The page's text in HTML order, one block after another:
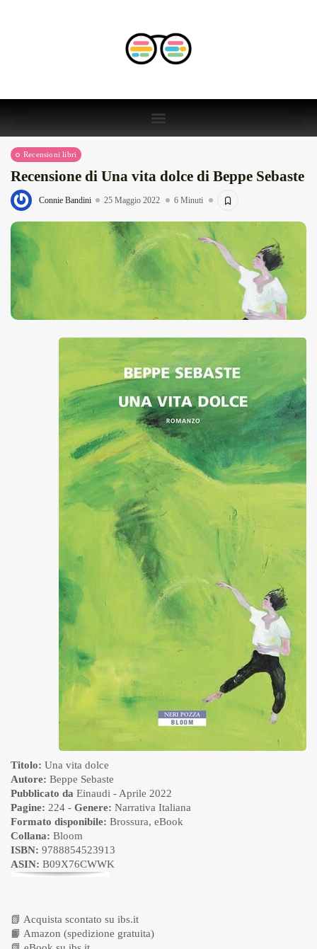
Recensioni libri
Recensione di Una vita dolce di Beppe Sebaste
Connie Bandini 25 Maggio 2022 6 Minuti
Titolo: Una vita dolce
Autore: Beppe Sebaste
Pubblicato da Einaudi - Aprile 2022
Pagine: 224 - Genere: Narrativa Italiana
Formato disponibile: Brossura, eBook
Collana: Bloom
ISBN: 9788854523913
ASIN: B09X76CWWK
📗 Acquista scontato su ibs.it
📙 Amazon (spedizione gratuita)